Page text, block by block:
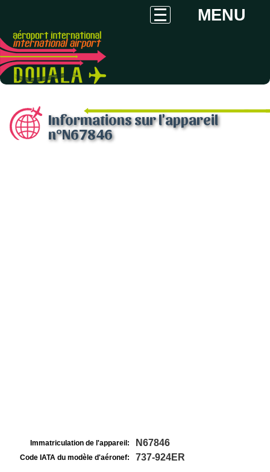
MENU
Informations sur l'appareil
n°N67846
Immatriculation de l'appareil: N67846
Code IATA du modèle d'aéronef: 737-924ER